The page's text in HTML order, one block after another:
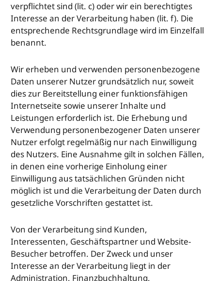
verpflichtet sind (lit. c) oder wir ein berechtigtes
Interesse an der Verarbeitung haben (lit. f). Die
entsprechende Rechtsgrundlage wird im Einzelfall
benannt.
Wir erheben und verwenden personenbezogene
Daten unserer Nutzer grundsätzlich nur, soweit
dies zur Bereitstellung einer funktionsfähigen
Internetseite sowie unserer Inhalte und
Leistungen erforderlich ist. Die Erhebung und
Verwendung personenbezogener Daten unserer
Nutzer erfolgt regelmäßig nur nach Einwilligung
des Nutzers. Eine Ausnahme gilt in solchen Fällen,
in denen eine vorherige Einholung einer
Einwilligung aus tatsächlichen Gründen nicht
möglich ist und die Verarbeitung der Daten durch
gesetzliche Vorschriften gestattet ist.
Von der Verarbeitung sind Kunden,
Interessenten, Geschäftspartner und Website-
Besucher betroffen. Der Zweck und unser
Interesse an der Verarbeitung liegt in der
Administration, Finanzbuchhaltung,